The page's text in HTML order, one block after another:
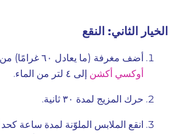
الخيار الثاني: النقع
أضف مغرفة (ما يعادل ٦٠ غرامًا) من
أوكسي أكشن إلى ٤ لتر من الماء.
حرك المزيج لمدة ٣٠ ثانية.
انقع الملابس الملوّنة لمدة ساعة